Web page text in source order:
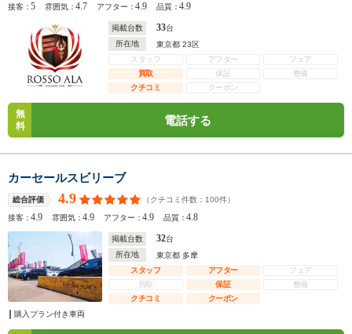
接客：5 雰囲気：4.7 アフター：4.9 品質：4.9
掲載台数 33台
所在地
東京都 23区
スタッフ
アフター
フェア
買取
保証
整備
クチコミ
クーポン
無
料
電話する
カーセールスビリーブ
総合評価 4.9 （クチコミ件数： 100件）
接客：4.9 雰囲気：4.9 アフター：4.9 品質：4.8
掲載台数 32台
所在地
東京都 多摩
スタッフ
アフター
フェア
買取
保証
整備
クチコミ
クーポン
購入プラン付き車両